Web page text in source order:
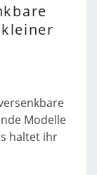
Modelle
haltet ihr